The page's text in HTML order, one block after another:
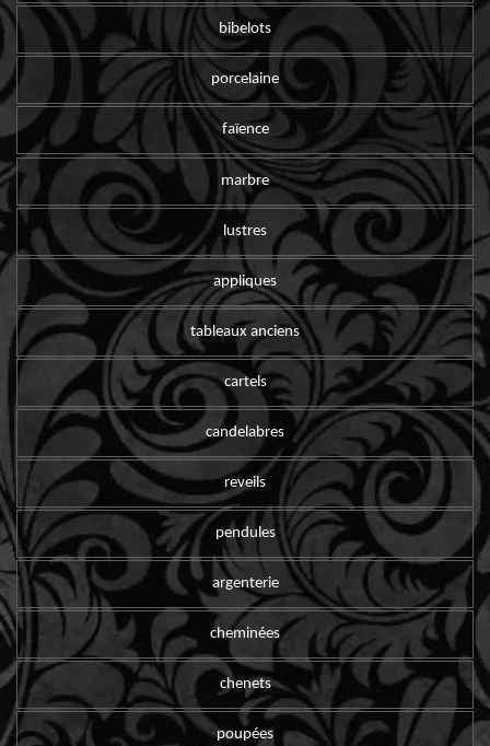
bibelots
porcelaine
faïence
marbre
lustres
appliques
tableaux anciens
cartels
candelabres
reveils
pendules
argenterie
cheminées
chenets
poupées